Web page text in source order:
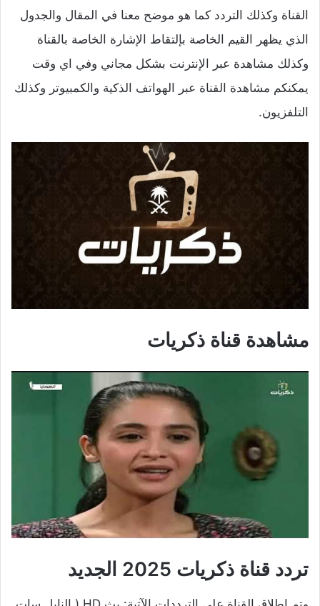
القناة وكذلك التردد كما هو موضح معنا في المقال والجدول
الذي يظهر القيم الخاصة بإلتقاط الإشارة الخاصة بالقناة
وكذلك مشاهدة عبر الإنترنت بشكل مجاني وفي اي وقت
يمكنكم مشاهدة القناة عبر الهواتف الذكية والكمبيوتر وكذلك
التلفزيون.
مشاهدة قناة ذكريات
تردد قناة ذكريات 2025 الجديد